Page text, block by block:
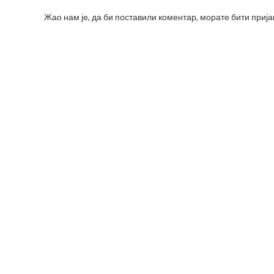
Жао нам је, да би поставили коментар, моратебити